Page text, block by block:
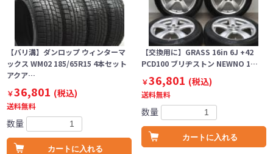
【バリ溝】ダンロップ ウィンターマ
ックス WM02 185/65R15 4本セット
アクア…
￥36,801 (税込)
送料無料
数量
カートに入れる
【交換用に】GRASS 16in 6J +42
PCD100 ブリヂストン NEWNO 1…
￥36,801 (税込)
送料無料
数量
カートに入れる